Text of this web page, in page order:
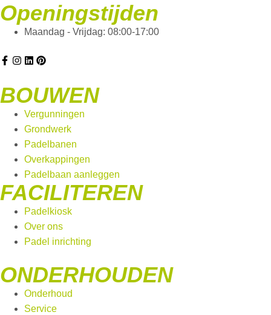
Openingstijden
Maandag - Vrijdag: 08:00-17:00
BOUWEN
Vergunningen
Grondwerk
Padelbanen
Overkappingen
Padelbaan aanleggen
FACILITEREN
Padelkiosk
Over ons
Padel inrichting
ONDERHOUDEN
Onderhoud
Service